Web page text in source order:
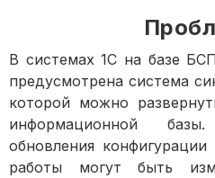
В системах 1С на базе
предусмотрена система
которой можно
информационной
обновления
работы могут быть